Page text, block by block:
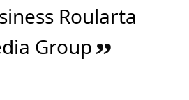
Roularta
Group”